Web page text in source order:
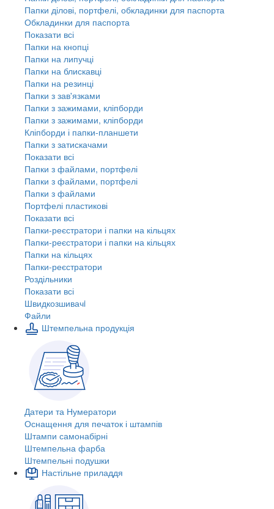
Папки ділові, портфелі, обкладинки для паспорта
Обкладинки для паспорта
Показати всі
Папки на кнопці
Папки на липучці
Папки на блискавці
Папки на резинці
Папки з зав'язками
Папки з зажимами, кліпборди
Папки з зажимами, кліпборди
Кліпборди і папки-планшети
Папки з затискачами
Показати всі
Папки з файлами, портфелі
Папки з файлами, портфелі
Папки з файлами
Портфелі пластикові
Показати всі
Папки-реєстратори і папки на кільцях
Папки-реєстратори і папки на кільцях
Папки на кільцях
Папки-реєстратори
Роздільники
Показати всі
Швидкозшивачi
Файли
Штемпельна продукція
Датери та Нумератори
Оснащення для печаток і штампів
Штампи самонабірні
Штемпельна фарба
Штемпельні подушки
Настільне приладдя